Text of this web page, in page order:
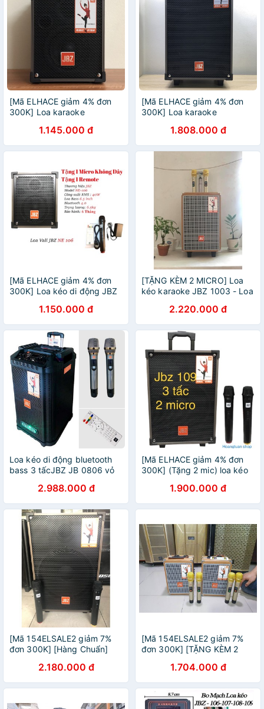
[Mã ELHACE giảm 4% đơn
300K] Loa karaoke
1 micro không dây
1.145.000 đ
[Mã ELHACE giảm 4% đơn
300K] Loa karaoke
2 micro không dây
1.808.000 đ
[Mã ELHACE giảm 4% đơn
300K] Loa kéo di động JBZ
1.150.000 đ
[TẶNG KÈM 2 MICRO] Loa
kéo karaoke JBZ 1003 - Loa
suất lớn karaoke gia đình,
hát đường phố
2.220.000 đ
Loa kéo di động bluetooth
bass 3 tấcJBZ JB 0806 vỏ
tháng + Tặng 2 micro kim
loại cao cấp
2.988.000 đ
[Mã ELHACE giảm 4% đơn
300K] (Tặng 2 mic) loa kéo
1.900.000 đ
[Mã 154ELSALE2 giảm 7%
đơn 300K] [Hàng Chuẩn]
2.180.000 đ
[Mã 154ELSALE2 giảm 7%
đơn 300K] [TẶNG KÈM 2
Loa Kẹo kéo JBZ JB 0603
1.704.000 đ